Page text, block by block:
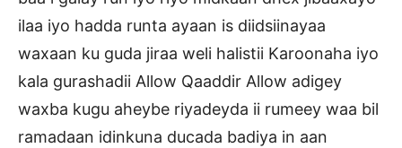
ilaa iyo hadda runta ayaan is diidsiinayaa
waxaan ku guda jiraa weli halistii Karoonaha iyo
kala gurashadii Allow Qaaddir Allow adigey
waxba kugu aheybe riyadeyda ii rumeey waa bil
ramadaan idinkuna ducada badiya in aan